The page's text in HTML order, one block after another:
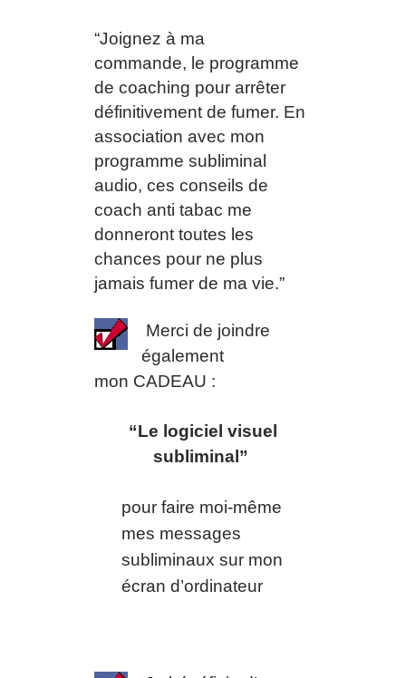
“Joignez à ma
commande, le programme
de coaching pour arrêter
définitivement de fumer. En
association avec mon
programme subliminal
audio, ces conseils de
coach anti tabac me
donneront toutes les
chances pour ne plus
jamais fumer de ma vie.”
Merci de joindre
également
mon CADEAU :
“Le logiciel visuel
subliminal”
pour faire moi-même
mes messages
subliminaux sur mon
écran d’ordinateur